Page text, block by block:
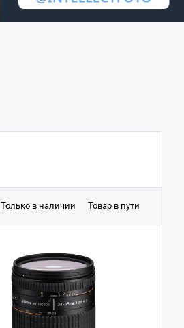
Только в наличии Товар в пути